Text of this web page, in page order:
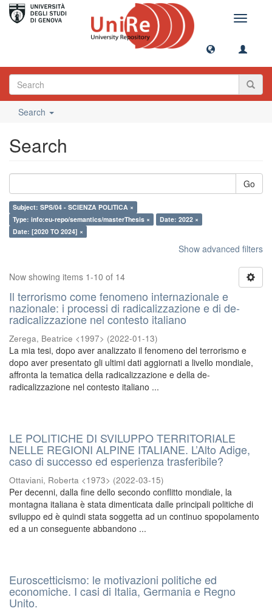
Toggle
Search
Search
Go
Subject: SPS/04 - SCIENZA POLITICA ×
Type: info:eu-repo/semantics/masterThesis ×
Date: 2022 ×
Date: [2020 TO 2024] ×
Show advanced filters
Now showing items 1-10 of 14
Il terrorismo come fenomeno internazionale e
nazionale: i processi di radicalizzazione e di de-
radicalizzazione nel contesto italiano
Zerega, Beatrice <1997> (2022-01-13)
La mia tesi, dopo aver analizzato il fenomeno del terrorismo e
dopo aver presentato gli ultimi dati aggiornati a livello mondiale,
affronta la tematica della radicalizzazione e della de-
radicalizzazione nel contesto italiano ...
LE POLITICHE DI SVILUPPO TERRITORIALE
NELLE REGIONI ALPINE ITALIANE. L’Alto Adige,
caso di successo ed esperienza trasferibile?
Ottaviani, Roberta <1973> (2022-03-15)
Per decenni, dalla fine dello secondo conflitto mondiale, la
montagna italiana è stata dimenticata dalle principali politiche di
sviluppo ed è quindi stata soggetta ad un continuo spopolamento
ed a un conseguente abbandono ...
Euroscetticismo: le motivazioni politiche ed
economiche. I casi di Italia, Germania e Regno
Unito.